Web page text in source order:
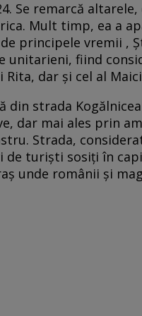
Se remarcă
Mult timp, ea a
principele vremii ,
unitarieni, fiind
Rita, dar şi cel al
din strada
dar mai ales prin
Strada,
turişti sosiţi în
unde românii şi